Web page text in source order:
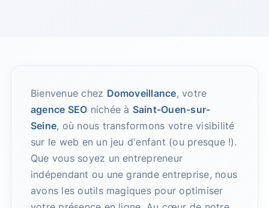
Bienvenue chez Domoveillance, votre
agence SEO nichée à Saint-Ouen-sur-
Seine, où nous transformons votre visibilité
sur le web en un jeu d'enfant (ou presque !).
Que vous soyez un entrepreneur
indépendant ou une grande entreprise, nous
avons les outils magiques pour optimiser